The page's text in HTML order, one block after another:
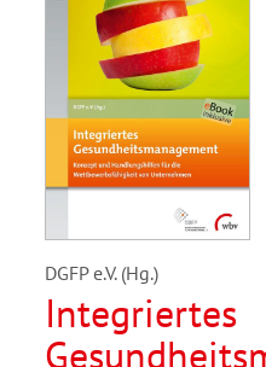
DGFP e.V. (Hg.)
Integriertes